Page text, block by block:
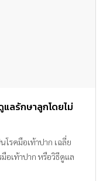
แลรักษาลูกโดยไม่
รคมือเท้าปาก เฉลี่ย
อเท้าปาก หรือวิธีดูแล